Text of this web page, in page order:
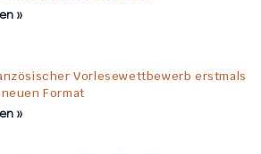
»
Vorlesewettbewerb erstmals
Format
»